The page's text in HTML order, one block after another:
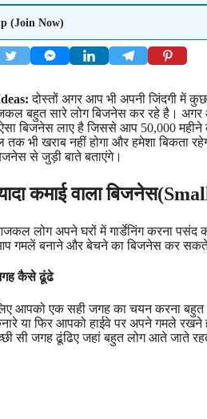
(Join Now)
दोस्तों अगर आप भी अपनी जिंदगी में
बहुत सारे लोग बिजनेस कर रहे है।
बिजनेस लाए है जिससे आप 50,000 महीने
तक भी खराब नहीं होगा और हमेशा बिकता
से जुड़ी बाते बताएंगे।
कमाई वाला
लोग अपने घरों में गार्डेनिंग करना पसंद
गमलें बनाने और बेचने का बिजनेस कर
कैसे ढूंढे
आपको एक सही जगह का चयन करना बहुत
या फिर आपको हाईवे पर अपने गमले रखने
सी जगह ढूंढिए जहां बहुत लोग आते जाते